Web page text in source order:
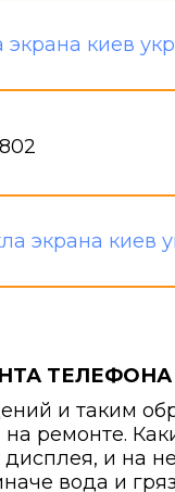
ТЕЛЕФОНА
и таким
ремонте.
и на
вода и